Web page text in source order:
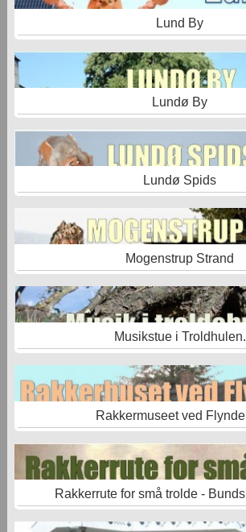
Lund By
Lundø By
Lundø Spids
Mogenstrup Strand
Musikstue i Troldhulen.
Rakkermuseet ved
Rakkerrute for små trolde -